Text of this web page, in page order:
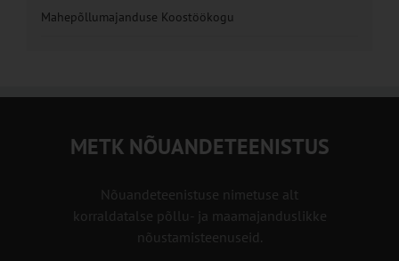
Mahepõllumajanduse Koostöökogu
METK NÕUANDETEENISTUS
Nõuandeteenistuse nimetuse alt
korraldatalse põllu- ja maamajanduslikke
nõustamisteenuseid.